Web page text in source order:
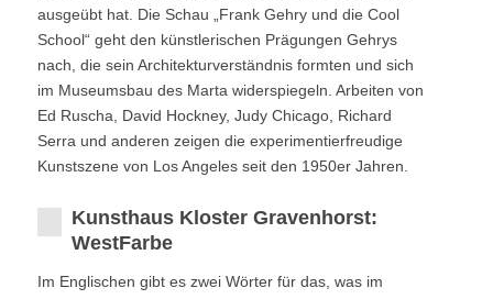
ausgeübt hat. Die Schau „Frank Gehry und die Cool
School“ geht den künstlerischen Prägungen Gehrys
nach, die sein Architekturverständnis formten und sich
im Museumsbau des Marta widerspiegeln. Arbeiten von
Ed Ruscha, David Hockney, Judy Chicago, Richard
Serra und anderen zeigen die experimentierfreudige
Kunstszene von Los Angeles seit den 1950er Jahren.
Kunsthaus Kloster Gravenhorst:
WestFarbe
Im Englischen gibt es zwei Wörter für das, was im